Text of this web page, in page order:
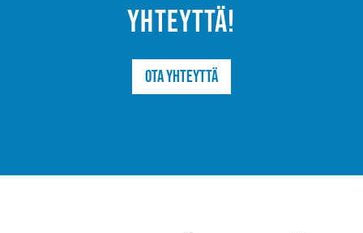
yhteyttä!
Ota yhteyttä